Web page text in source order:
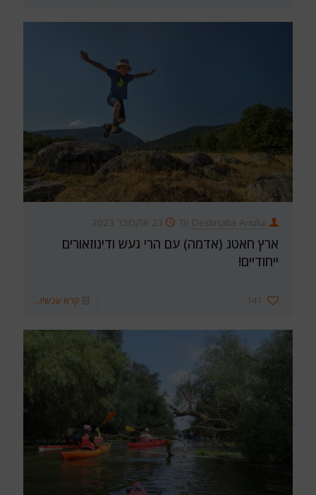
Destinatia Anului עַל 23 אוקטובר 2023
ארץ חאטג (אדמה) עם הרי געש ודינוזאורים
ייחודיים!
141 קרא עכשיו...